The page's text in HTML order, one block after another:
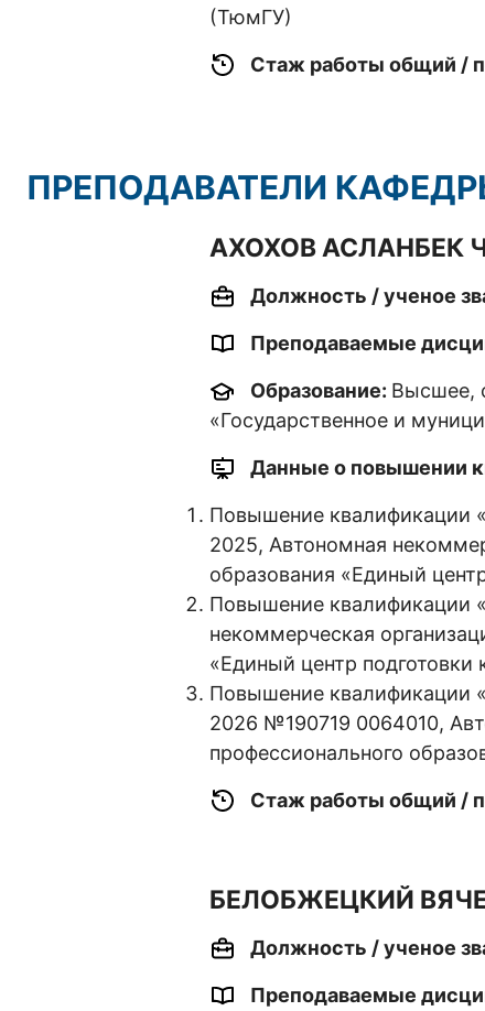
(ТюмГУ)
Стаж работы общий /
ПРЕПОДАВАТЕЛИ
АХОХОВ АСЛАНБЕК
Должность / ученое
Преподаваемые
Образование: Высшее,
«Государственное и
Данные о повышении
Повышение квалификации
2025, Автономная
образования «Единый
Повышение квалификации
некоммерческая
«Единый центр подготовки
Повышение квалификации
2026 №190719 0064010,
профессионального
Стаж работы общий /
БЕЛОБЖЕЦКИЙ
Должность / ученое
Преподаваемые